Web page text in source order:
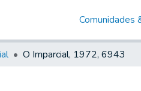
Comunidades
O Imparcial, 1972, 6943